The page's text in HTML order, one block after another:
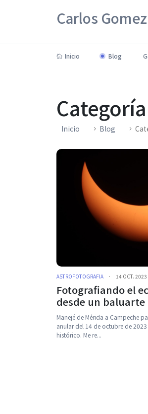
Carlos Gomez
Inicio Blog
Inicio Blog
ASTROFOTOGRAFIA · 14 OCT. 2023
Fotografiando el
desde un baluarte
Manejé de Mérida a Campeche
anular del 14 de octubre de
histórico. Me re...